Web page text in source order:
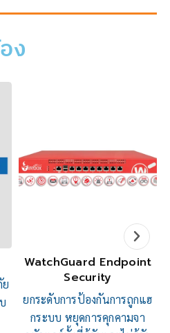
ง
WatchGuard Endpoint
Security
ยกระดับการป้องกันการถูกแฮ
กระบบ หยุดการคุกคามจา